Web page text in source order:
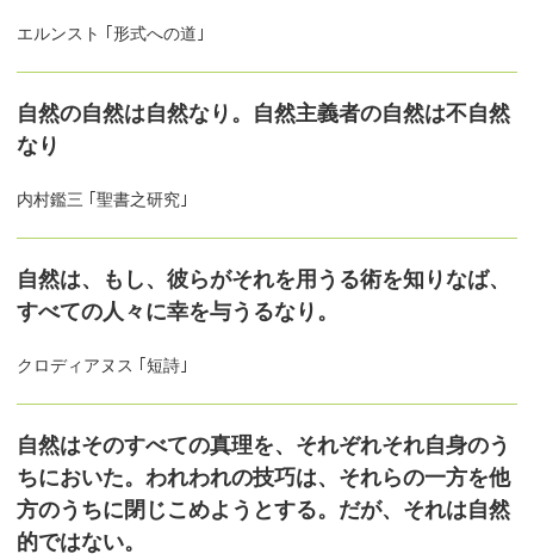
エルンスト ｢形式への道｣
自然の自然は自然なり。自然主義者の自然は不自然
なり
内村鑑三 ｢聖書之研究｣
自然は、もし、彼らがそれを用うる術を知りなば、
すべての人々に幸を与うるなり。
クロディアヌス ｢短詩｣
自然はそのすべての真理を、それぞれそれ自身のう
ちにおいた。われわれの技巧は、それらの一方を他
方のうちに閉じこめようとする。だが、それは自然
的ではない。